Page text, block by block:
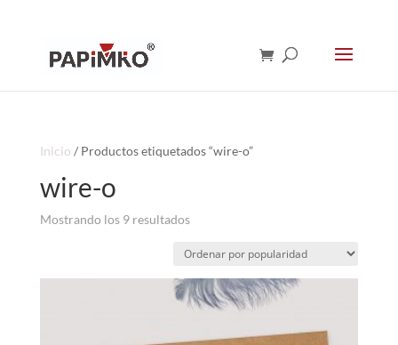
Inicio / Productos etiquetados “wire-o”
wire-o
Mostrando los 9 resultadosOrdenado
popularidad